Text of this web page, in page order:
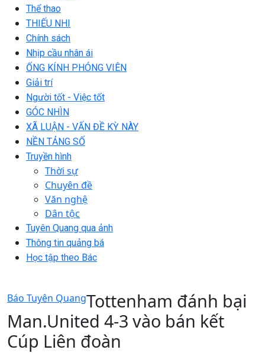
Thể thao
THIẾU NHI
Chính sách
Nhịp cầu nhân ái
ỐNG KÍNH PHÓNG VIÊN
Giải trí
Người tốt - Việc tốt
GÓC NHÌN
XÃ LUẬN - VẤN ĐỀ KỲ NÀY
NỀN TẢNG SỐ
Truyền hình
Thời sự
Chuyên đề
Văn nghệ
Dân tộc
Tuyên Quang qua ảnh
Thông tin quảng bá
Học tập theo Bác
Báo Tuyên QuangTottenham đánh bại
Man.United 4-3 vào bán kết
Cúp Liên đoàn